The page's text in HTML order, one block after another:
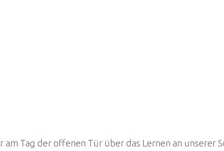
am Tag der offenen Tür über das Lernen an unserer